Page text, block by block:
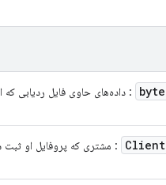
byte : داده‌های حاوی فایل ردیابی
Client : مشتری که پروفایل او